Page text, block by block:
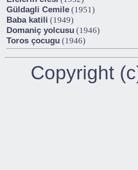
Güldagli Cemile (1951)
Baba katili (1949)
Domaniç yolcusu (1946)
Toros çocugu (1946)
Copyright